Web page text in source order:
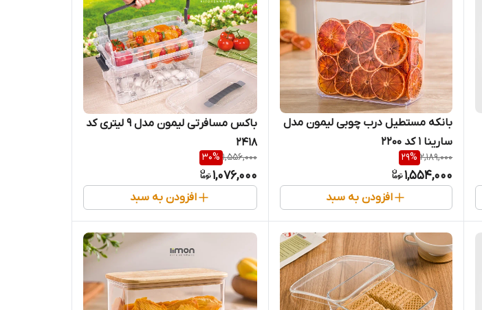
بانکه مستطیل درب چوبی لیمون مدل
سارینا 1 کد 2200
2,189,000
29%
1,554,000
افزودن به سبد
باکس مسافرتی لیمون مدل 9 لیتری کد
2418
1,556,000
30%
1,076,000
افزودن به سبد